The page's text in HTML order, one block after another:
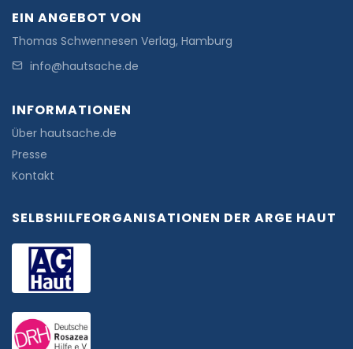
EIN ANGEBOT VON
Thomas Schwennesen Verlag, Hamburg
info@hautsache.de
INFORMATIONEN
Über hautsache.de
Presse
Kontakt
SELBSHILFEORGANISATIONEN DER ARGE HAUT